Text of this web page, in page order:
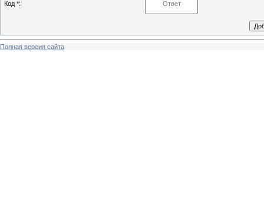
Код *:
Полная версия сайта